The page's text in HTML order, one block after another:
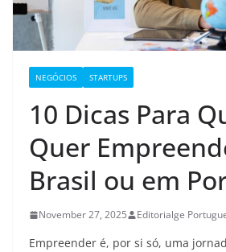
NEGÓCIOS STARTUPS
10 Dicas Para
Quer
Brasil ou em
November 27, 2025 Editorialge
Empreender é, por si só, uma